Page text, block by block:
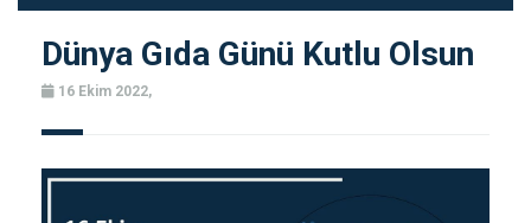
Dünya Gıda Günü Kutlu Olsun
16 Ekim 2022,